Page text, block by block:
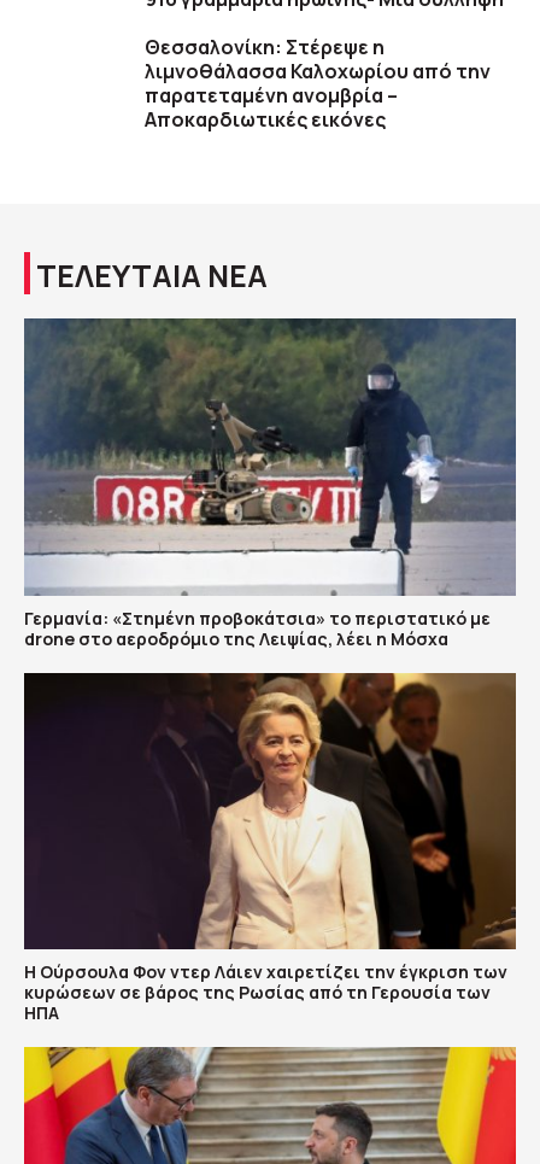
Θεσσαλονίκη: Στέρεψε η
λιμνοθάλασσα Καλοχωρίου από την
παρατεταμένη ανομβρία –
Αποκαρδιωτικές εικόνες
ΤΕΛΕΥΤΑΙΑ ΝΕΑ
Γερμανία: «Στημένη προβοκάτσια» το περιστατικό με
drone στο αεροδρόμιο της Λειψίας, λέει η Μόσχα
Η Ούρσουλα Φον ντερ Λάιεν χαιρετίζει την έγκριση των
κυρώσεων σε βάρος της Ρωσίας από τη Γερουσία των
ΗΠΑ